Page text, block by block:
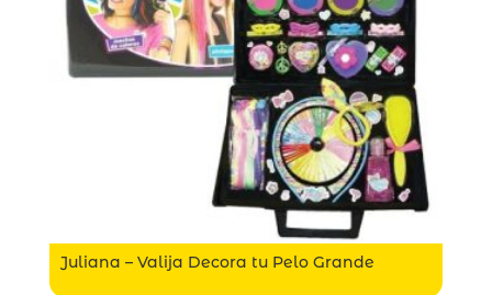
Juliana – Valija Decora tu Pelo Grande